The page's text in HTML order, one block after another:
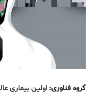
گروه فناوری: اولین بیماری